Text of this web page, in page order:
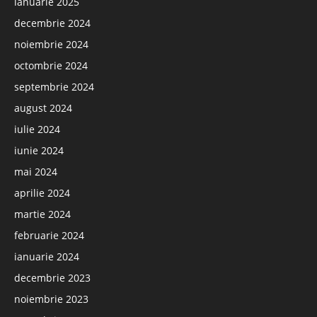
decembrie 2024
noiembrie 2024
octombrie 2024
septembrie 2024
august 2024
iulie 2024
iunie 2024
mai 2024
aprilie 2024
martie 2024
februarie 2024
ianuarie 2024
decembrie 2023
noiembrie 2023